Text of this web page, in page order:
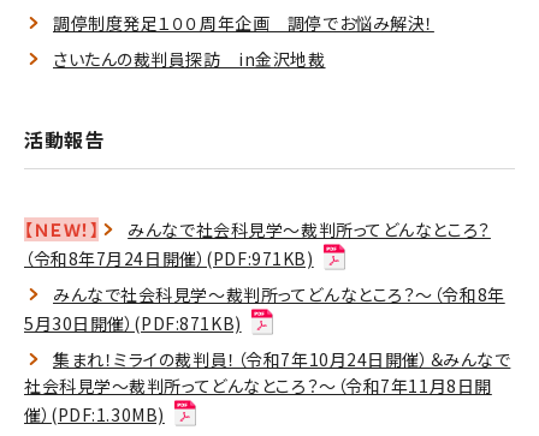
調停制度発足１００周年企画 調停でお悩み解決！
さいたんの裁判員探訪 in金沢地裁
活動報告
【ＮＥＷ！】
みんなで社会科見学～裁判所ってどんなところ？
（令和8年7月24日開催）(PDF:971KB)
みんなで社会科見学～裁判所ってどんなところ？～（令和8年
5月30日開催）(PDF:871KB)
集まれ！ミライの裁判員！（令和7年10月24日開催）＆みんなで
社会科見学～裁判所ってどんなところ？～（令和7年11月8日開
催）(PDF:1.30MB)